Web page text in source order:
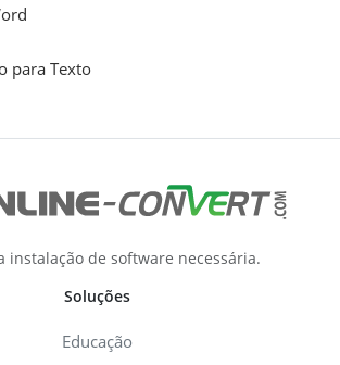
para Texto
instalação de software necessária.
Soluções
Educação